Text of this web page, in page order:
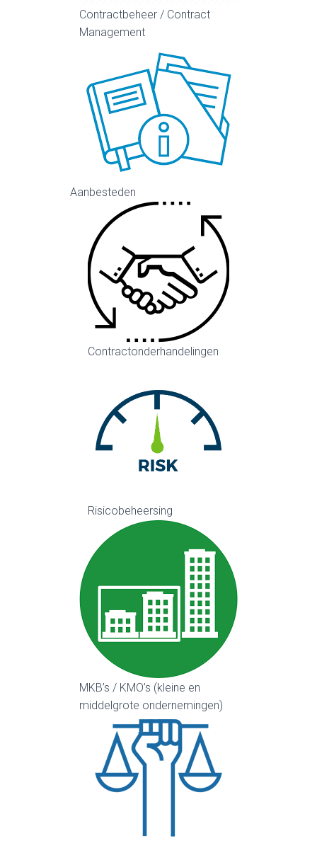
Contractbeheer / Contract
Management
Aanbesteden
Contractonderhandelingen
Risicobeheersing
MKB’s / KMO’s (kleine en
middelgrote ondernemingen)